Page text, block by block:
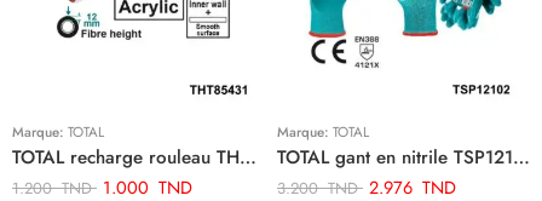
Marque: TOTAL
TOTAL recharge rouleau THT85431
1.200TND 1.000 TND
Marque: TOTAL
TOTAL gant en nitrile TSP12102
3.200TND 2.976 TND